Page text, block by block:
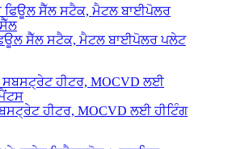
ਸੈੱਲ ਸਟੈਕ, ਮੈਟਲ ਬਾਈਪੋਲਰ ਪਲੇਟ
ਹੀਟਰ, MOCVD ਲਈ ਹੀਟਿੰਗ